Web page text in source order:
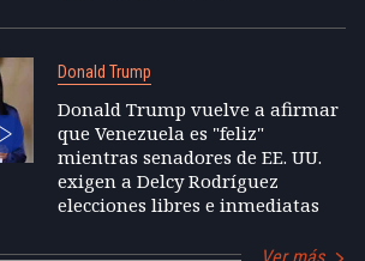
Donald Trump
Donald Trump vuelve a afirmar
que Venezuela es "feliz"
mientras senadores de EE. UU.
exigen a Delcy Rodríguez
elecciones libres e inmediatas